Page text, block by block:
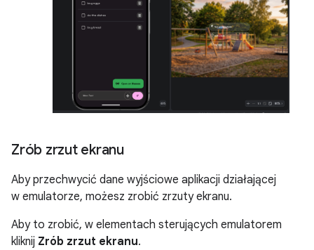
Zrób zrzut ekranu
Aby przechwycić dane wyjściowe aplikacji działającej
w emulatorze, możesz zrobić zrzuty ekranu.
Aby to zrobić, w elementach sterujących emulatorem
kliknij Zrób zrzut ekranu.